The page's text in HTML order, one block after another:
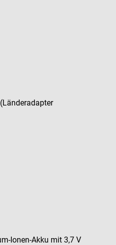
Ionen-Akku mit 3,7 V